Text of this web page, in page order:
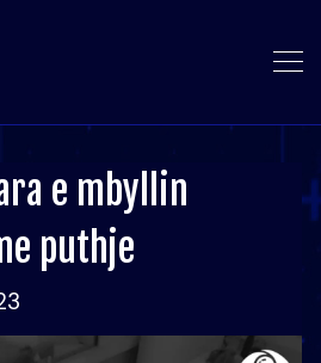
e mbyllin
puthje